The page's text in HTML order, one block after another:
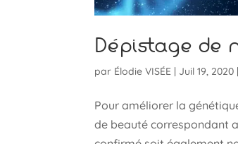
Dépistage de
par Élodie VISÉE | Juil 19, 2020
Pour améliorer la
de beauté correspondant